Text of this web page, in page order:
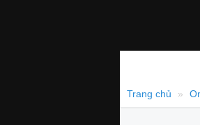
Trang chủ